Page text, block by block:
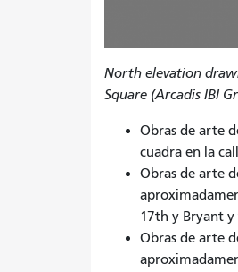
North elevation
Square (Arcadis IBI
Obras de arte
cuadra en la
Obras de arte
17th y Bryant
Obras de arte